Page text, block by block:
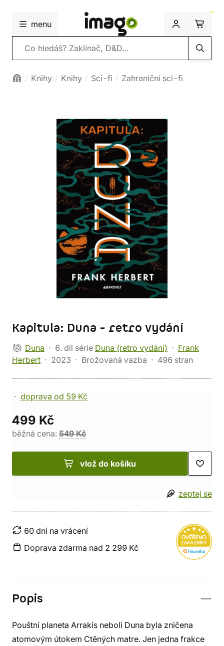
menu
Vyhledávání
Knihy Knihy Sci-fi Zahraniční sci-fi
Kapitula: Duna - retro vydání
Duna 6. díl série Duna (retro vydání)
Frank
Herbert
2023 Brožovaná vazba 496 stran
doprava od 59 Kč
499 Kč
běžná cena: 549 Kč
vlož do košíku
zeptej se
60 dní na vrácení
Doprava zdarma nad 2 299 Kč
Popis
Pouštní planeta Arrakis neboli Duna byla zničena
atomovým útokem Ctěných matre. Jen jedna frakce